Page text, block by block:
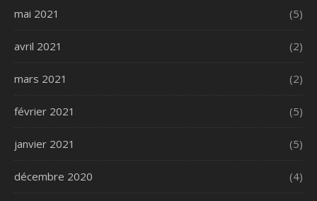
mai 2021 (5)
avril 2021 (2)
mars 2021 (2)
février 2021 (5)
janvier 2021 (5)
décembre 2020 (4)